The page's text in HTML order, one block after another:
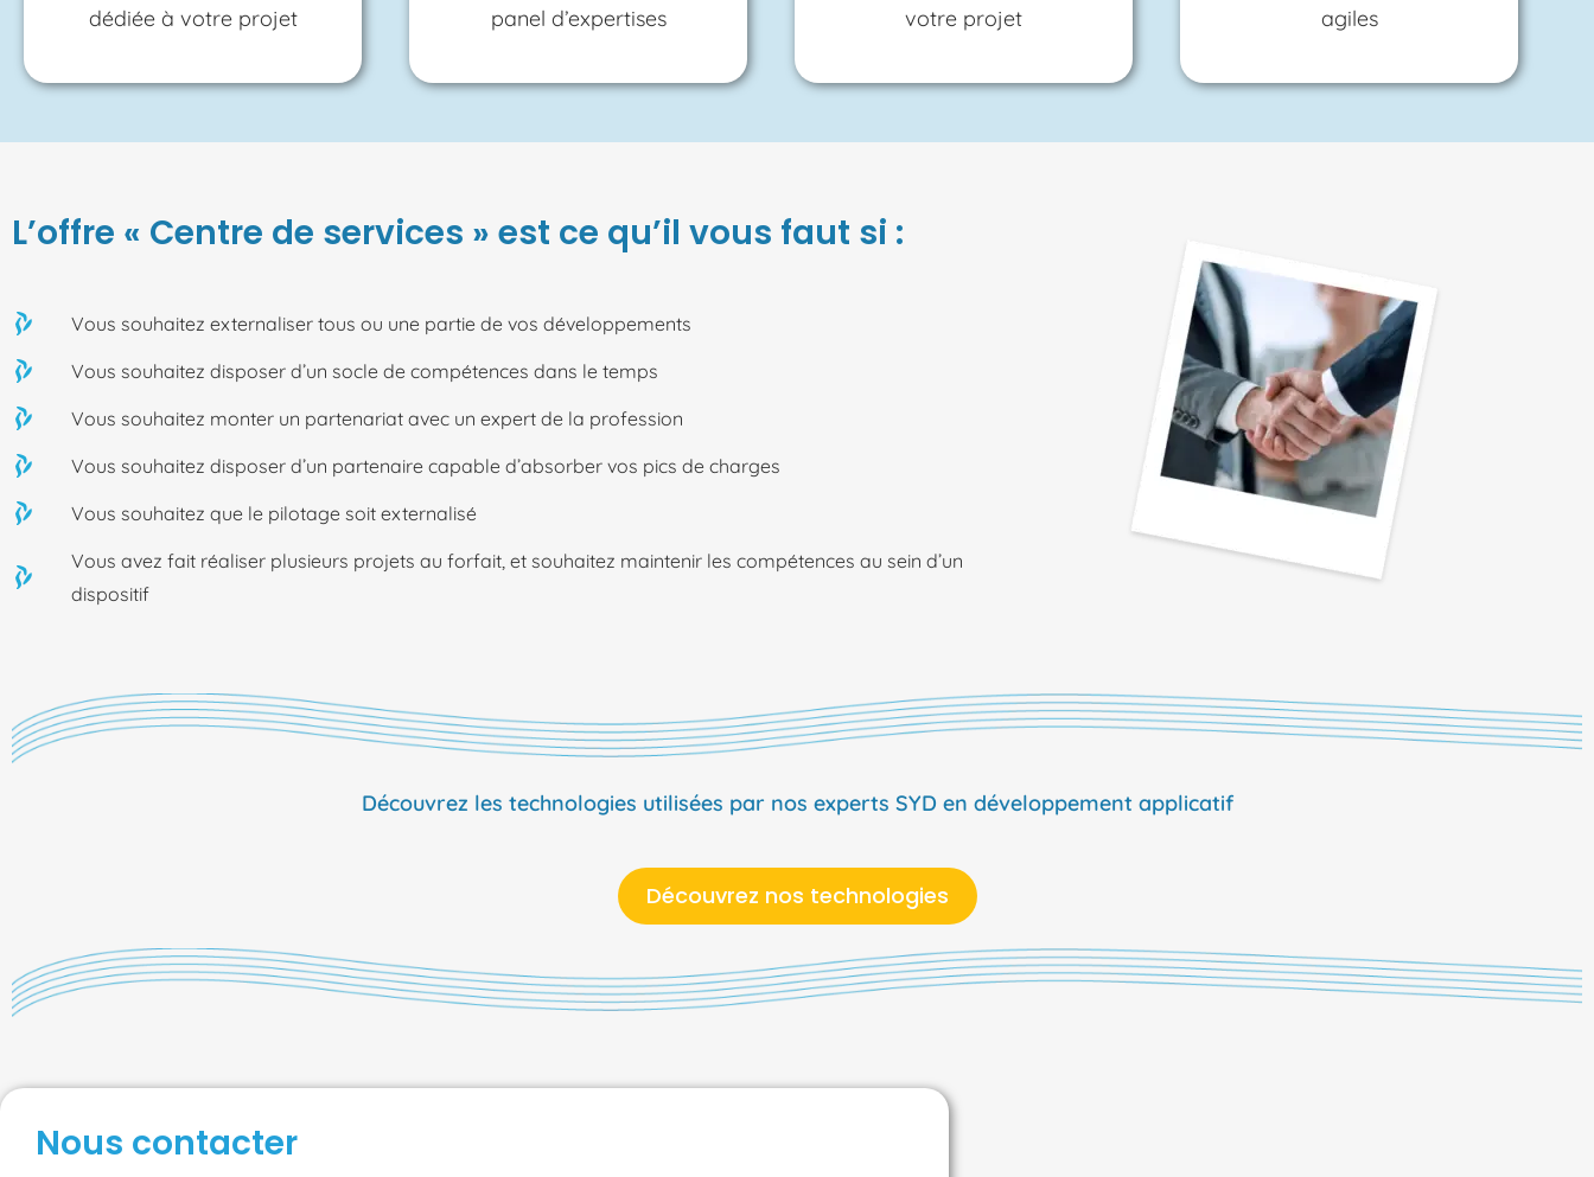
dédiée à votre projet
panel d’expertises
votre projet
agiles
L’offre « Centre de services » est ce qu’il vous faut si :
Vous souhaitez externaliser tous ou une partie de vos développements
Vous souhaitez disposer d’un socle de compétences dans le temps
Vous souhaitez monter un partenariat avec un expert de la profession
Vous souhaitez disposer d’un partenaire capable d’absorber vos pics de charges
Vous souhaitez que le pilotage soit externalisé
Vous avez fait réaliser plusieurs projets au forfait, et souhaitez maintenir les compétences au sein d’un
dispositif
Découvrez les technologies utilisées par nos experts SYD en développement applicatif
Découvrez nos technologies
Nous contacter